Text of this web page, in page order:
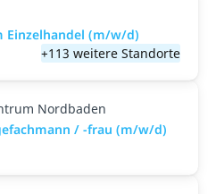
Einzelhandel (m/w/d)
+113 weitere Standorte
Nordbaden
/ -frau (m/w/d)